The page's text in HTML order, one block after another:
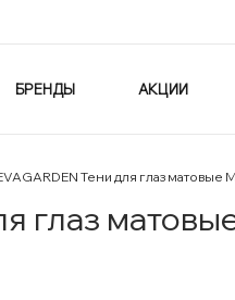
БРЕНДЫ АКЦИИ
Тени для глаз матовые
глаз